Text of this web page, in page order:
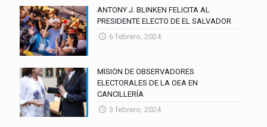
ANTONY J. BLINKEN FELICITA AL
PRESIDENTE ELECTO DE EL SALVADOR
6 febrero, 2024
MISIÓN DE OBSERVADORES
ELECTORALES DE LA OEA EN
CANCILLERÍA
3 febrero, 2024